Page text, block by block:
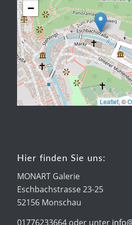
−
Leaflet, ©
Hier finden Sie uns:
MONART Galerie
Eschbachstrasse 23-25
52156 Monschau
01776233664 oder unter